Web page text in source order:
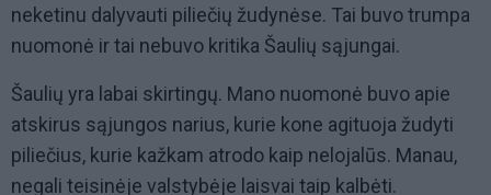
neketinu dalyvauti piliečių žudynėse. Tai buvo trumpa
nuomonė ir tai nebuvo kritika Šaulių sąjungai.
Šaulių yra labai skirtingų. Mano nuomonė buvo apie
atskirus sąjungos narius, kurie kone agituoja žudyti
piliečius, kurie kažkam atrodo kaip nelojalūs. Manau,
negali teisinėje valstybėje laisvai taip kalbėti.